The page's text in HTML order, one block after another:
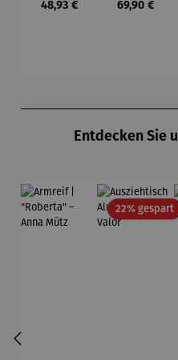
Ø 80 cm
Regulärer Preis:
48,93 €
rund Ø 70
Regulärer
69,90 €
Entdecken Sie
22% gespart